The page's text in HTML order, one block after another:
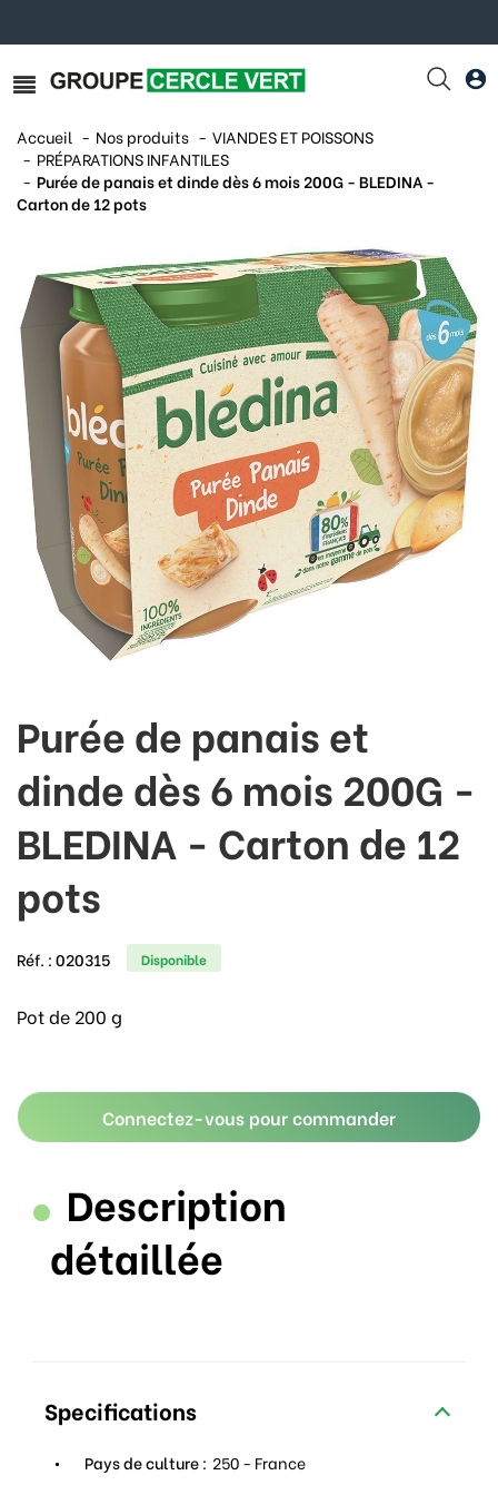
Accueil Nos produits
VIANDES ET POISSONS
PRÉPARATIONS INFANTILES
Purée de panais et dinde dès 6 mois 200G - BLEDINA -
Carton de 12 pots
Purée de panais et
dinde dès 6 mois 200G -
BLEDINA - Carton de 12
pots
Réf. :020315 Disponible
Pot de 200 g
Connectez-vous pour commander
Description
détaillée
Specifications
Pays de culture : 250 - France